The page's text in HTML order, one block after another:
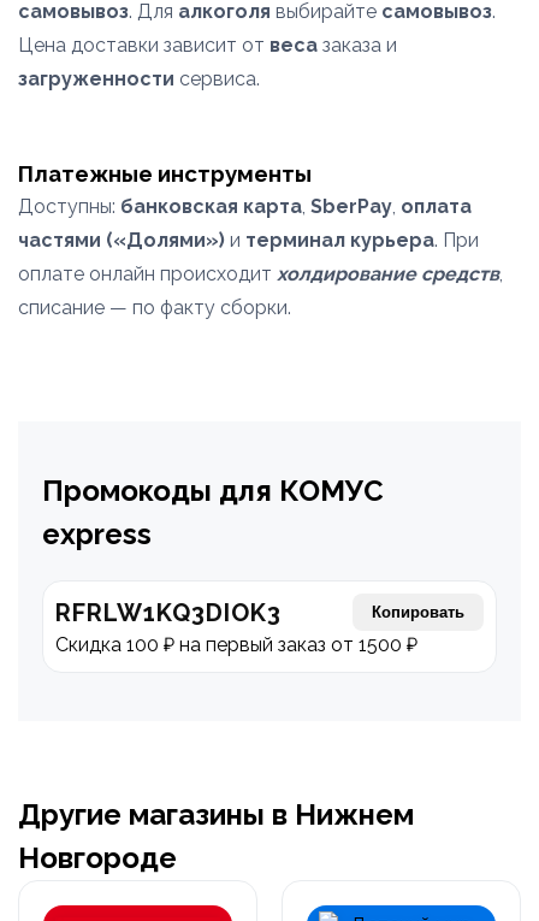
самовывоз. Для алкоголя выбирайте самовывоз.
Цена доставки зависит от веса заказа и
загруженности сервиса.
Платежные инструменты
Доступны: банковская карта, SberPay, оплата
частями («Долями») и терминал курьера. При
оплате онлайн происходит холдирование средств,
списание — по факту сборки.
Промокоды для КОМУС
express
RFRLW1KQ3DIOK3 Копировать
Скидка 100 ₽ на первый заказ от 1500 ₽
Другие магазины в Нижнем
Новгороде